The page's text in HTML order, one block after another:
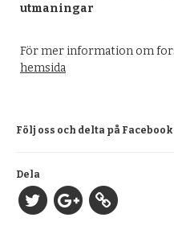
utmaningar
För mer information om
hemsida
Följ oss och delta på Facebook
Dela